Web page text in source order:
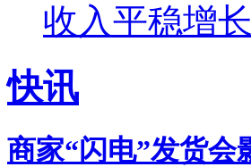
收入平稳增长
快讯
商家“闪电”发货会